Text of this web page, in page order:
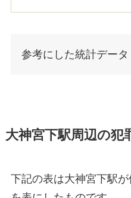
参考にした統計データ
大神宮下駅周辺の犯
下記の表は大神宮下駅